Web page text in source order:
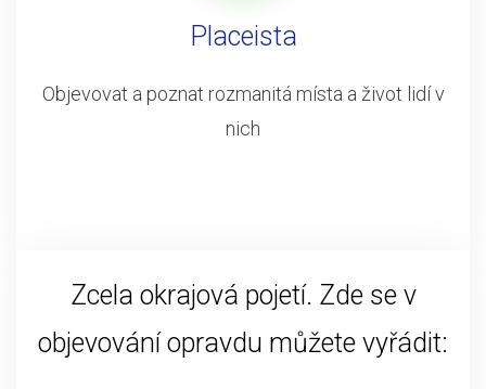
Placeista
Objevovat a poznat rozmanitá místa a život lidí v
nich
Zcela okrajová pojetí. Zde se v
objevování opravdu můžete vyřádit: